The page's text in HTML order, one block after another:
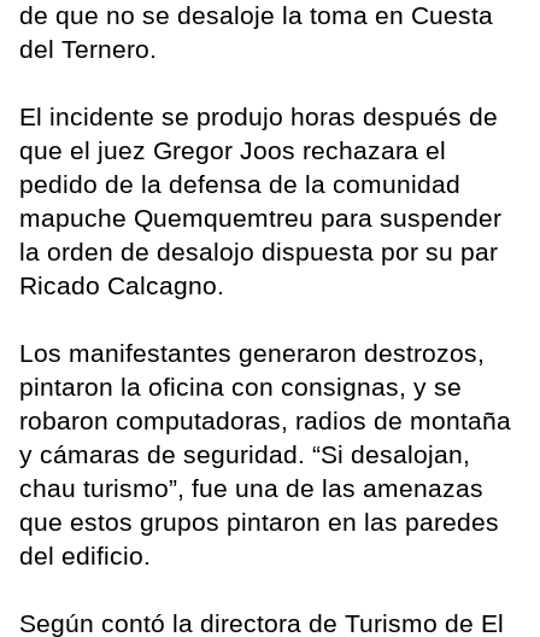
de que no se desaloje la toma en Cuesta
del Ternero.
El incidente se produjo horas después de
que el juez Gregor Joos rechazara el
pedido de la defensa de la comunidad
mapuche Quemquemtreu para suspender
la orden de desalojo dispuesta por su par
Ricado Calcagno.
Los manifestantes generaron destrozos,
pintaron la oficina con consignas, y se
robaron computadoras, radios de montaña
y cámaras de seguridad. “Si desalojan,
chau turismo”, fue una de las amenazas
que estos grupos pintaron en las paredes
del edificio.
Según contó la directora de Turismo de El